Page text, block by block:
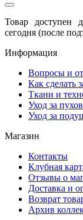
Товар доступен
сегодня (после
Информация
Вопросы и
Как сделать
Ткани и
Уход за
Уход за
Магазин
Контакты
Клубная
Отзывы о
Доставка и
Возврат
Архив